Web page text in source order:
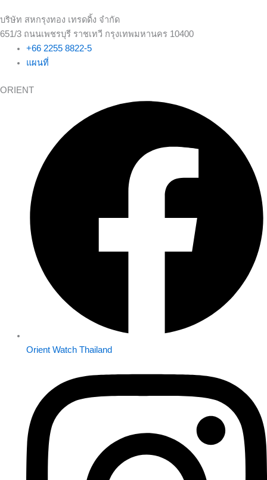
บริษัท สหกรุงทอง เทรดดิ้ง จำกัด
651/3 ถนนเพชรบุรี ราชเทวี กรุงเทพมหานคร 10400
+66 2255 8822-5
แผนที่
ORIENT
Orient Watch Thailand